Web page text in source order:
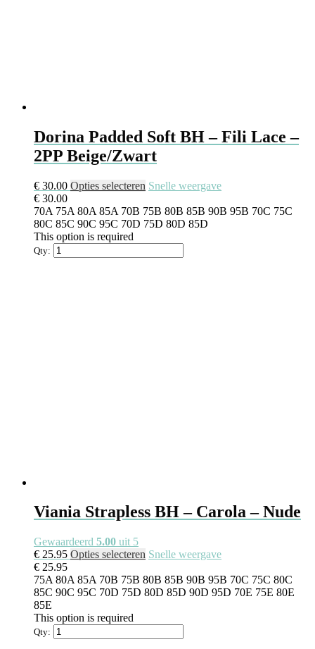
Dorina Padded Soft BH – Fili Lace –
2PP Beige/Zwart
€ 30.00 Opties selecteren Dit
heeft
meerdere
optie
Snelle weergave
€ 30.00
70A 75A 80A 85A 70B 75B 80B 85B 90B 95B 70C 75C
80C 85C 90C 95C 70D 75D 80D 85D
This option is required
Qty:
Viania Strapless BH – Carola – Nude
Gewaardeerd 5.00 uit 5
€ 25.95 Opties selecteren Dit
heeft
meerdere
kan
Snelle weergave
€ 25.95
75A 80A 85A 70B 75B 80B 85B 90B 95B 70C 75C 80C
85C 90C 95C 70D 75D 80D 85D 90D 95D 70E 75E 80E
85E
This option is required
Qty: